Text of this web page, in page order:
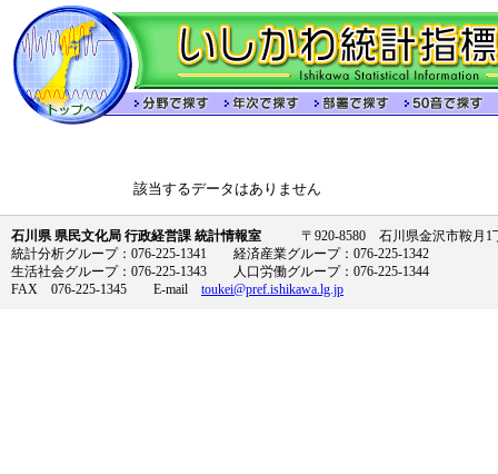
該当するデータはありません
石川県 県民文化局 行政経営課 統計情報室 〒920-8580 石川県金沢市鞍月1丁
統計分析グループ：076-225-1341 経済産業グループ：076-225-1342
生活社会グループ：076-225-1343 人口労働グループ：076-225-1344
FAX 076-225-1345 E-mail toukei@pref.ishikawa.lg.jp